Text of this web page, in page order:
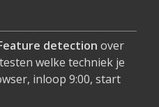
detection over
welke techniek je
inloop 9:00, start